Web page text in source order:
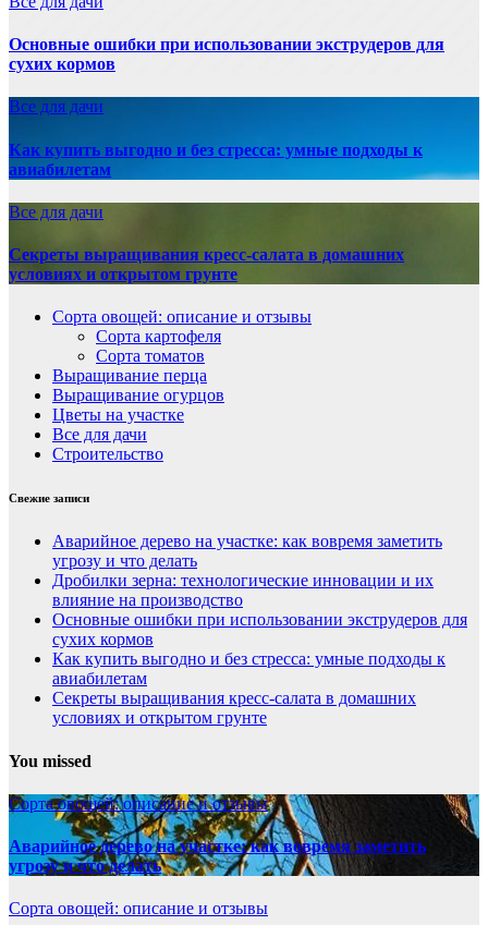
Основные ошибки при использовании экструдеров для
сухих кормов
Все для дачи
Как купить выгодно и без стресса: умные подходы к
авиабилетам
Все для дачи
Секреты выращивания кресс-салата в домашних
условиях и открытом грунте
Сорта овощей: описание и отзывы
Сорта картофеля
Сорта томатов
Выращивание перца
Выращивание огурцов
Цветы на участке
Все для дачи
Строительство
Свежие записи
Аварийное дерево на участке: как вовремя заметить
угрозу и что делать
Дробилки зерна: технологические инновации и их
влияние на производство
Основные ошибки при использовании экструдеров для
сухих кормов
Как купить выгодно и без стресса: умные подходы к
авиабилетам
Секреты выращивания кресс-салата в домашних
условиях и открытом грунте
You missed
Сорта овощей: описание и отзывы
Аварийное дерево на участке: как вовремя заметить
угрозу и что делать
Сорта овощей: описание и отзывы